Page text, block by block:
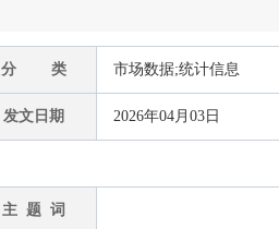
分 类 市场数据;统计信息
发文日期 2026年04月03日
主 题 词